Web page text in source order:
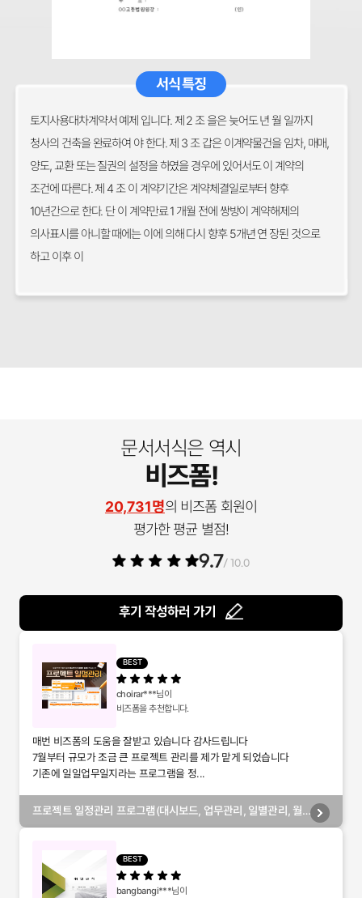
서식 특징
토지사용대차계약서 예제 입니다. 제 2 조 을은 늦어도 년 월 일까지
청사의 건축을 완료하여 야 한다. 제 3 조 갑은 이계약물건을 임차, 매매,
양도, 교환 또는 질권의 설정을 하였을 경우에 있어서도 이 계약의
조건에 따른다. 제 4 조 이 계약기간은 계약체결일로부터 향후
10년간으로 한다. 단 이 계약만료 1 개월 전에 쌍방이 계약해제의
의사표시를 아니할 때에는 이에 의해 다시 향후 5개년 연 장된 것으로
하고 이후 이
문서서식은 역시
비즈폼!
20,731명의 비즈폼 회원이
평가한 평균 별점!
9.7/ 10.0
후기 작성하러 가기
BEST
choirar***님이
비즈폼을 추천합니다.
매번 비즈폼의 도움을 잘받고 있습니다 감사드립니다
7월부터 규모가 조금 큰 프로젝트 관리를 제가 맡게 되었습니다
기존에 일일업무일지라는 프로그램을 정...
프로젝트 일정관리 프로그램(대시보드, 업무관리, 일별관리, 월
BEST
bangbangi***님이